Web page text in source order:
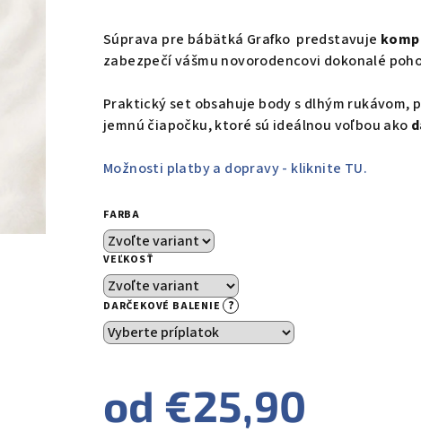
produktu
z
5
hviezdičiek.
Súprava pre bábätká Grafko predstavuje
zabezpečí vášmu novorodencovi dokonalé
Praktický set obsahuje body s dlhým rukávom,
jemnú čiapočku, ktoré sú ideálnou voľbou ako
Možnosti platby a dopravy - kliknite TU.
FARBA
VEĽKOSŤ
DARČEKOVÉ BALENIE ?
od €25,90